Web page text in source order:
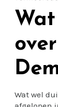
Wat wel